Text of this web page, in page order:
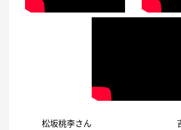
松坂桃李さん 吉田